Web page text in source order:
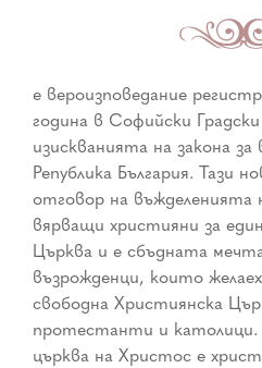
е вероизповедание
година в Софийски
изискванията на закона
Република България. Тази
отговор на въжделенията
вярващи християни за
Църква и е сбъдната
възрожденци, които
свободна Християнска
протестанти и католици.
църква на Христос е